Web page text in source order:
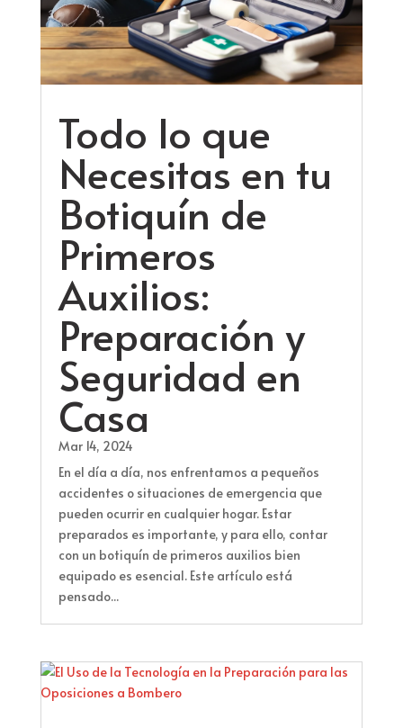
Todo lo que
Necesitas en tu
Botiquín de
Primeros
Auxilios:
Preparación y
Seguridad en
Casa
Mar 14, 2024
En el día a día, nos enfrentamos a pequeños
accidentes o situaciones de emergencia que
pueden ocurrir en cualquier hogar. Estar
preparados es importante, y para ello, contar
con un botiquín de primeros auxilios bien
equipado es esencial. Este artículo está
pensado...